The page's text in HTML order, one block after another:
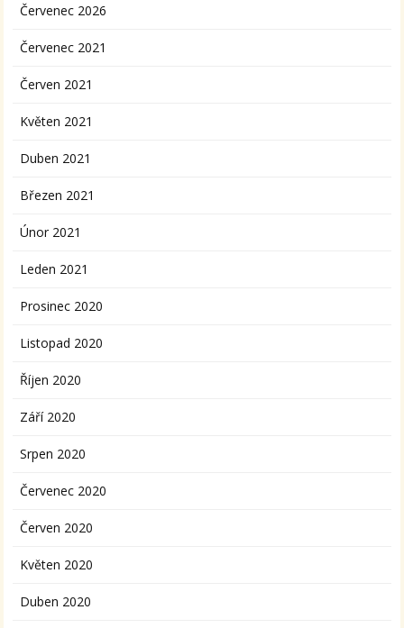
Červenec 2026
Červenec 2021
Červen 2021
Květen 2021
Duben 2021
Březen 2021
Únor 2021
Leden 2021
Prosinec 2020
Listopad 2020
Říjen 2020
Září 2020
Srpen 2020
Červenec 2020
Červen 2020
Květen 2020
Duben 2020